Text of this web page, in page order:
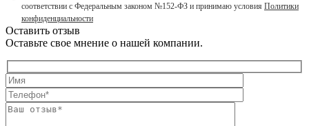
соответствии с Федеральным законом №152-ФЗ и принимаю условия Политики
конфиденциальности
Оставить отзыв
Оставьте свое мнение о нашей компании.